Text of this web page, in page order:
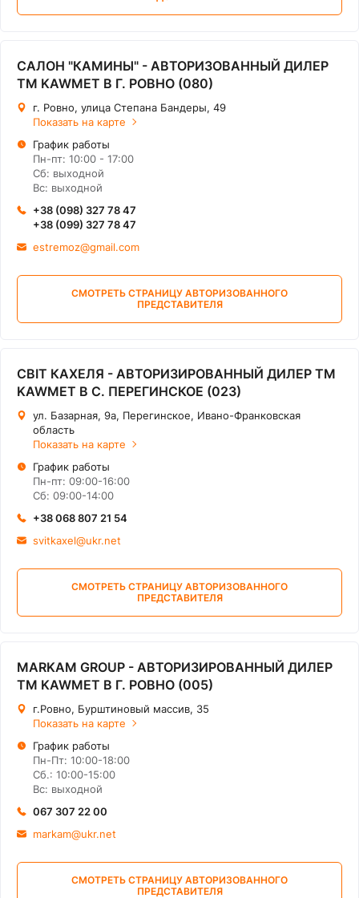
САЛОН "КАМИНЫ" - АВТОРИЗОВАННЫЙ ДИЛЕР
ТМ KAWMET В Г. РОВНО (080)
г. Ровно, улица Степана Бандеры, 49
Показать на карте
График работы
Пн-пт: 10:00 - 17:00
Сб: выходной
Вс: выходной
+38 (098) 327 78 47
+38 (099) 327 78 47
estremoz@gmail.com
СМОТРЕТЬ СТРАНИЦУ АВТОРИЗОВАННОГО
ПРЕДСТАВИТЕЛЯ
СВІТ КАХЕЛЯ - АВТОРИЗИРОВАННЫЙ ДИЛЕР ТМ
KAWMET В С. ПЕРЕГИНСКОЕ (023)
ул. Базарная, 9а, Перегинское, Ивано-Франковская
область
Показать на карте
График работы
Пн-пт: 09:00-16:00
Сб: 09:00-14:00
+38 068 807 21 54
svitkaxel@ukr.net
СМОТРЕТЬ СТРАНИЦУ АВТОРИЗОВАННОГО
ПРЕДСТАВИТЕЛЯ
MARKAM GROUP - АВТОРИЗИРОВАННЫЙ ДИЛЕР
ТМ KAWMET В Г. РОВНО (005)
г.Ровно, Бурштиновый массив, 35
Показать на карте
График работы
Пн-Пт: 10:00-18:00
Сб.: 10:00-15:00
Вс: выходной
067 307 22 00
markam@ukr.net
СМОТРЕТЬ СТРАНИЦУ АВТОРИЗОВАННОГО
ПРЕДСТАВИТЕЛЯ